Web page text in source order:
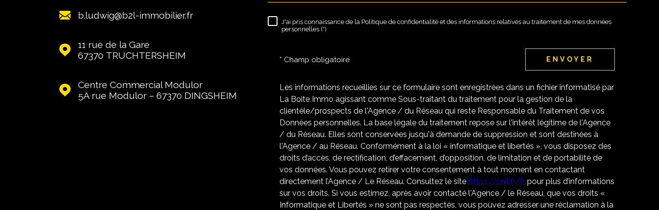
b.ludwig@b2l-immobilier.fr
11 rue de la Gare
67370
TRUCHTERSHEIM
Centre Commercial Modulor
5A rue Modulor – 67370
DINGSHEIM
RÈGLEMENTATION
J'ai pris connaissance de la Politique de confidentialité et des informations relatives au traitement de mes données
personnelles (*)
* Champ obligatoire ENVOYER
Les informations recueillies sur ce formulaire sont enregistrées dans un fichier informatisé par
La Boite Immo agissant comme Sous-traitant du traitement pour la gestion de la
clientèle/prospects de l'Agence / du Réseau qui reste Responsable du Traitement de vos
Données personnelles. La base légale du traitement repose sur l'intérêt légitime de l'Agence
/ du Réseau. Elles sont conservées jusqu'à demande de suppression et sont destinées à
l'Agence / au Réseau. Conformément à la loi « informatique et libertés », vous disposez des
droits d’accès, de rectification, d’effacement, d’opposition, de limitation et de portabilité de
vos données. Vous pouvez retirer votre consentement à tout moment en contactant
directement l’Agence / Le Réseau. Consultez le site https://cnil.fr/fr pour plus d’informations
sur vos droits. Si vous estimez, après avoir contacté l'Agence / le Réseau, que vos droits «
Informatique et Libertés » ne sont pas respectés, vous pouvez adresser une réclamation à la